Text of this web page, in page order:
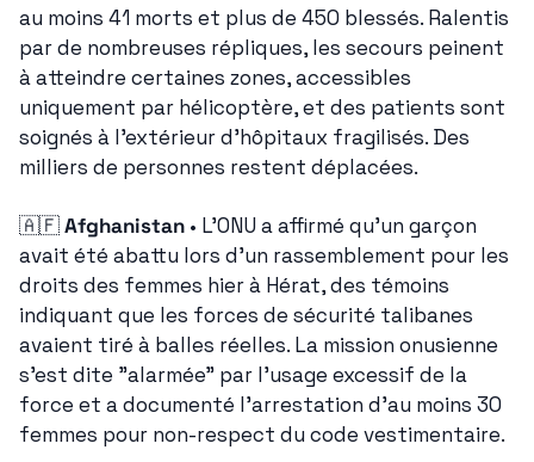
au moins 41 morts et plus de 450 blessés. Ralentis
par de nombreuses répliques, les secours peinent
à atteindre certaines zones, accessibles
uniquement par hélicoptère, et des patients sont
soignés à l'extérieur d'hôpitaux fragilisés. Des
milliers de personnes restent déplacées.
🇦🇫Afghanistan • L'ONU a affirmé qu'un garçon
avait été abattu lors d'un rassemblement pour les
droits des femmes hier à Hérat, des témoins
indiquant que les forces de sécurité talibanes
avaient tiré à balles réelles. La mission onusienne
s'est dite "alarmée" par l'usage excessif de la
force et a documenté l'arrestation d'au moins 30
femmes pour non-respect du code vestimentaire.